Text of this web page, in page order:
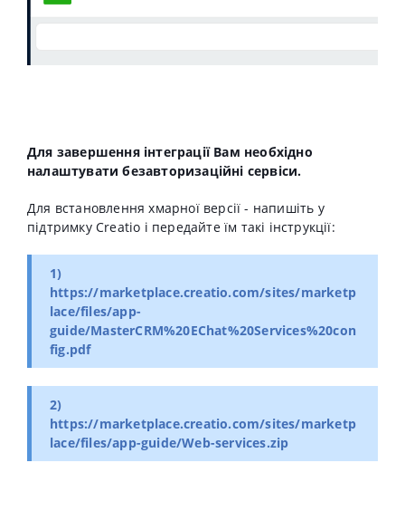
Для завершення інтеграції Вам необхідно
налаштувати безавторизаційні сервіси.
Для встановлення хмарної версії - напишіть у
підтримку Creatio і передайте їм такі інструкції:
1)
https://marketplace.creatio.com/sites/marketp
lace/files/app-
guide/MasterCRM%20EChat%20Services%20con
fig.pdf
2)
https://marketplace.creatio.com/sites/marketp
lace/files/app-guide/Web-services.zip